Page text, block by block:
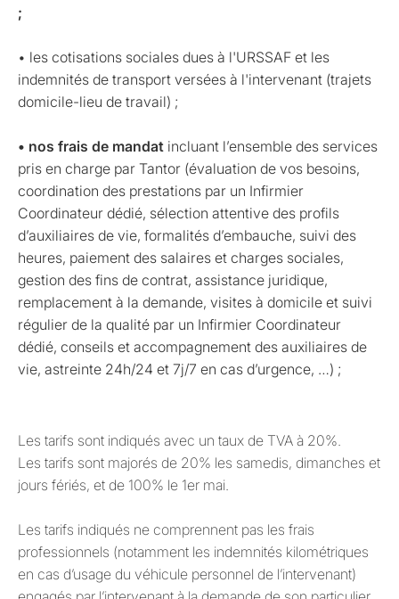
;
• les cotisations sociales dues à l'URSSAF et les
indemnités de transport versées à l'intervenant (trajets
domicile-lieu de travail) ;
• nos frais de mandat incluant l’ensemble des services
pris en charge par Tantor (évaluation de vos besoins,
coordination des prestations par un Infirmier
Coordinateur dédié, sélection attentive des profils
d’auxiliaires de vie, formalités d’embauche, suivi des
heures, paiement des salaires et charges sociales,
gestion des fins de contrat, assistance juridique,
remplacement à la demande, visites à domicile et suivi
régulier de la qualité par un Infirmier Coordinateur
dédié, conseils et accompagnement des auxiliaires de
vie, astreinte 24h/24 et 7j/7 en cas d’urgence, …) ;
Les tarifs sont indiqués avec un taux de TVA à 20%.
Les tarifs sont majorés de 20% les samedis, dimanches et
jours fériés, et de 100% le 1er mai.
Les tarifs indiqués ne comprennent pas les frais
professionnels (notamment les indemnités kilométriques
en cas d’usage du véhicule personnel de l’intervenant)